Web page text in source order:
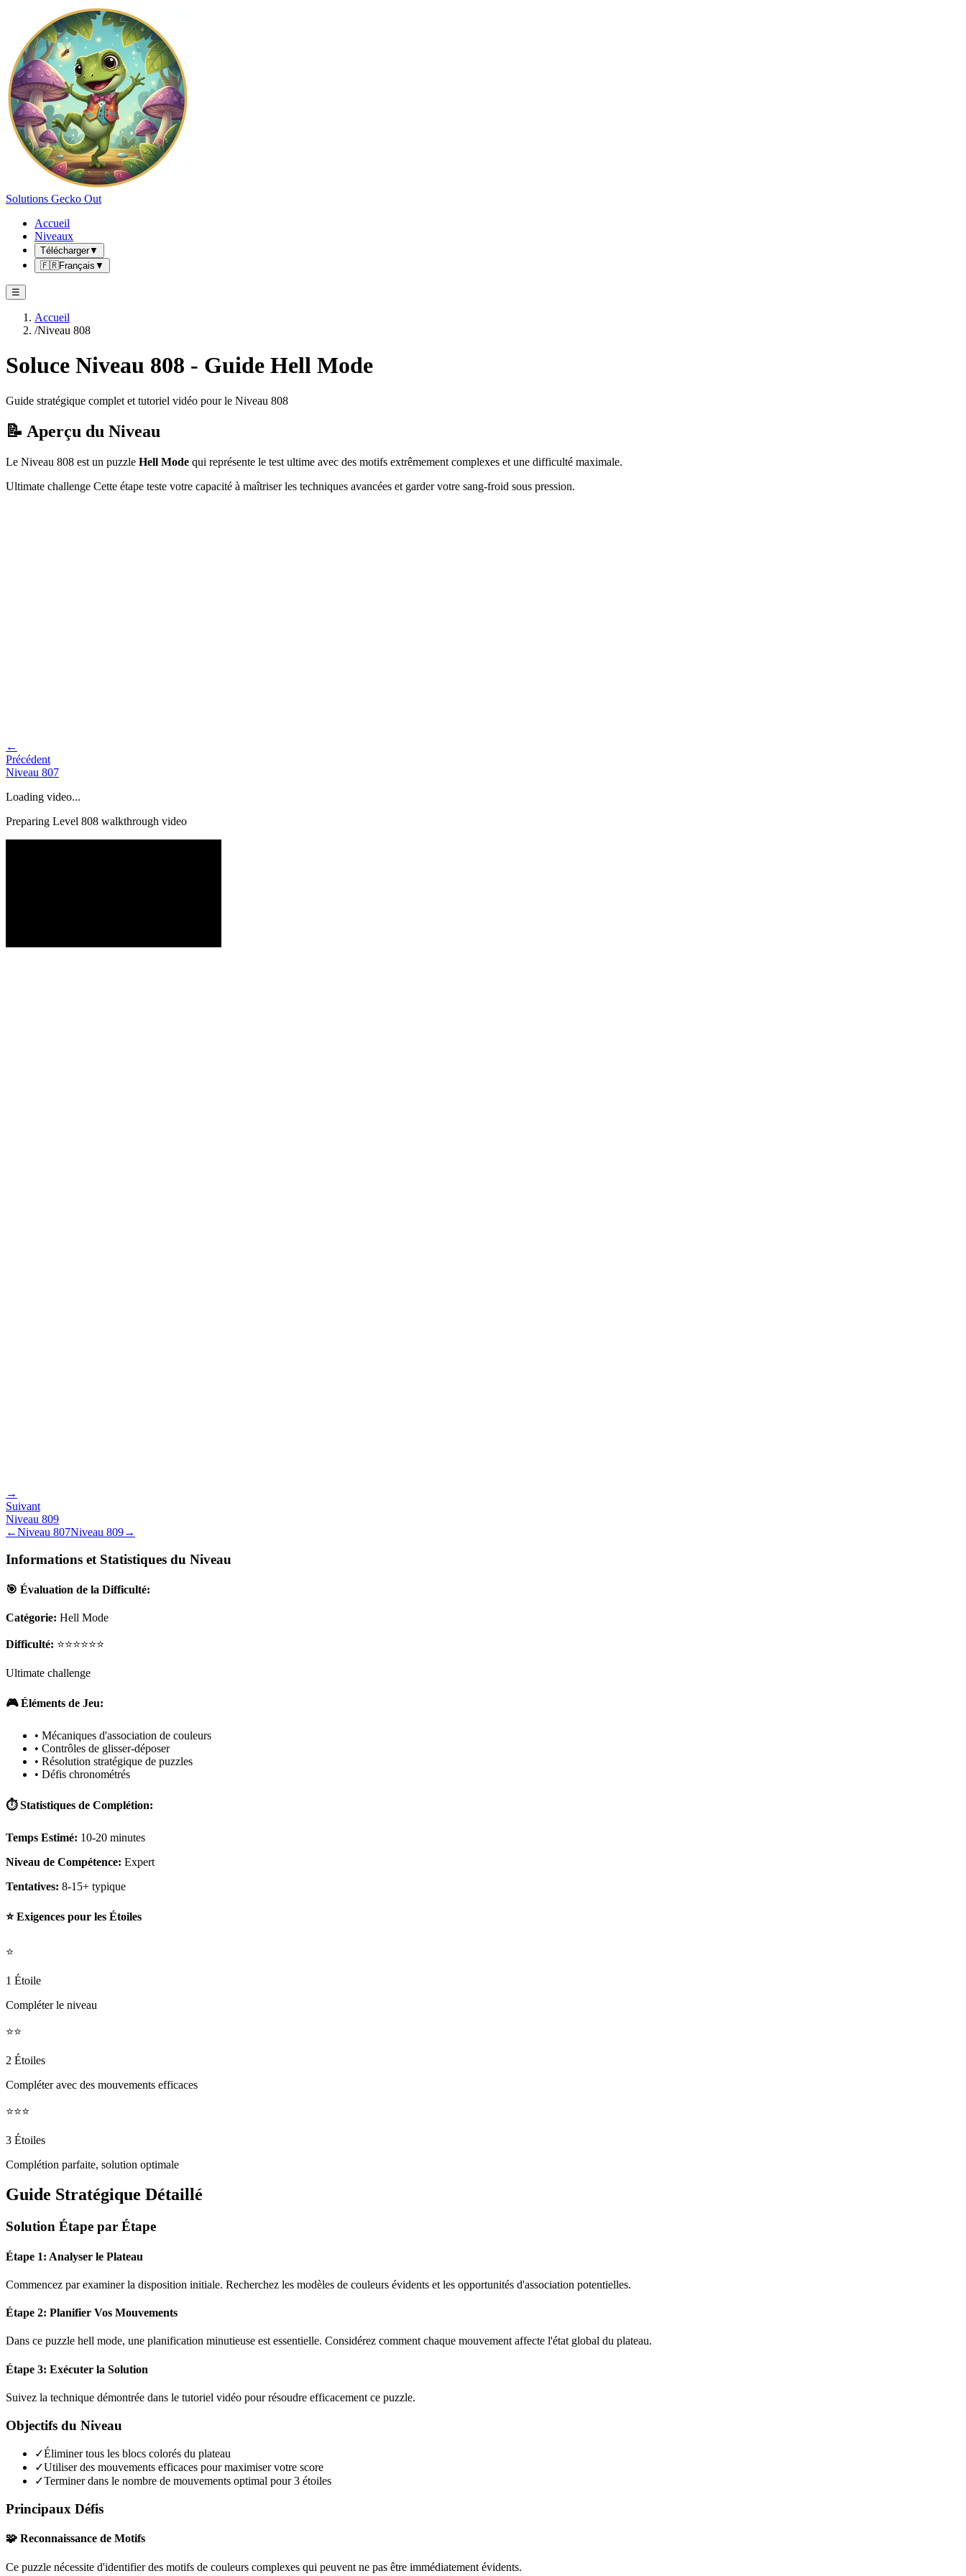
Solutions Gecko Out
Accueil
Niveaux
Télécharger▼
🇫🇷Français ▼
☰
Accueil
/Niveau 808
Soluce Niveau 808 - Guide Hell Mode
Guide stratégique complet et tutoriel vidéo pour le Niveau 808
📝 Aperçu du Niveau
Le Niveau 808 est un puzzle Hell Mode qui représente le test ultime avec des motifs extrêmement complexes et une difficulté maximale.
Ultimate challenge Cette étape teste votre capacité à maîtriser les techniques avancées et garder votre sang-froid sous pression.
←
Précédent
Niveau 807
Loading video...
Preparing Level 808 walkthrough video
→
Suivant
Niveau 809
←Niveau 807Niveau 809→
Informations et Statistiques du Niveau
🎯 Évaluation de la Difficulté:
Catégorie: Hell Mode
Difficulté: ⭐⭐⭐⭐⭐⭐
Ultimate challenge
🎮 Éléments de Jeu:
• Mécaniques d'association de couleurs
• Contrôles de glisser-déposer
• Résolution stratégique de puzzles
• Défis chronométrés
⏱️ Statistiques de Complétion:
Temps Estimé: 10-20 minutes
Niveau de Compétence: Expert
Tentatives: 8-15+ typique
⭐ Exigences pour les Étoiles
⭐
1 Étoile
Compléter le niveau
⭐⭐
2 Étoiles
Compléter avec des mouvements efficaces
⭐⭐⭐
3 Étoiles
Complétion parfaite, solution optimale
Guide Stratégique Détaillé
Solution Étape par Étape
Étape 1: Analyser le Plateau
Commencez par examiner la disposition initiale. Recherchez les modèles de couleurs évidents et les opportunités d'association potentielles.
Étape 2: Planifier Vos Mouvements
Dans ce puzzle hell mode, une planification minutieuse est essentielle. Considérez comment chaque mouvement affecte l'état global du plateau.
Étape 3: Exécuter la Solution
Suivez la technique démontrée dans le tutoriel vidéo pour résoudre efficacement ce puzzle.
Objectifs du Niveau
✓Éliminer tous les blocs colorés du plateau
✓Utiliser des mouvements efficaces pour maximiser votre score
✓Terminer dans le nombre de mouvements optimal pour 3 étoiles
Principaux Défis
🧩 Reconnaissance de Motifs
Ce puzzle nécessite d'identifier des motifs de couleurs complexes qui peuvent ne pas être immédiatement évidents.